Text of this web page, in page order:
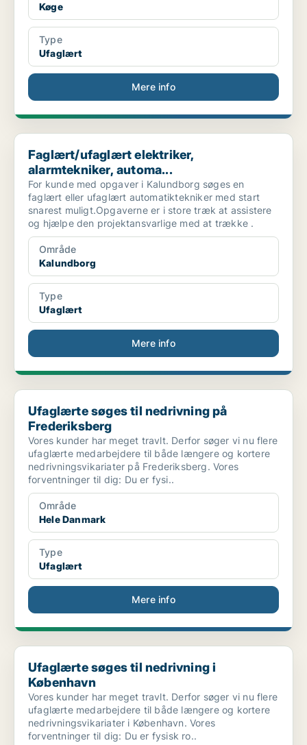
Køge
Type
Ufaglært
Mere info
Faglært/ufaglært elektriker, alarmtekniker, automa...
Faglært/ufaglært elektriker,
alarmtekniker, automa...
For kunde med opgaver i Kalundborg søges en
faglært eller ufaglært automatiktekniker med start
snarest muligt.Opgaverne er i store træk at assistere
og hjælpe den projektansvarlige med at trække .
Område
Kalundborg
Type
Ufaglært
Mere info
Ufaglærte søges til nedrivning på Frederiksberg
Ufaglærte søges til nedrivning på
Frederiksberg
Vores kunder har meget travlt. Derfor søger vi nu flere
ufaglærte medarbejdere til både længere og kortere
nedrivningsvikariater på Frederiksberg. Vores
forventninger til dig: Du er fysi..
Område
Hele Danmark
Type
Ufaglært
Mere info
Ufaglærte søges til nedrivning i København
Ufaglærte søges til nedrivning i
København
Vores kunder har meget travlt. Derfor søger vi nu flere
ufaglærte medarbejdere til både længere og kortere
nedrivningsvikariater i København. Vores
forventninger til dig: Du er fysisk ro..